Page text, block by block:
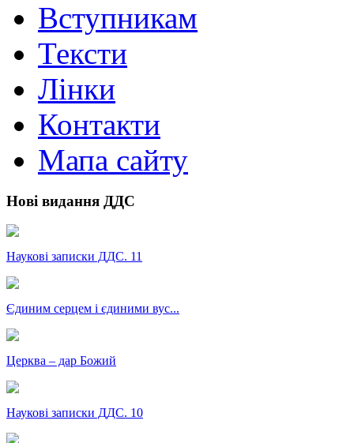
Вступникам
Тексти
Лінки
Контакти
Мапа сайту
Нові видання ДДС
Наукові записки ДДС. 11
Єдиним серцем і єдиними вус...
Церква – дар Божий
Наукові записки ДДС. 10